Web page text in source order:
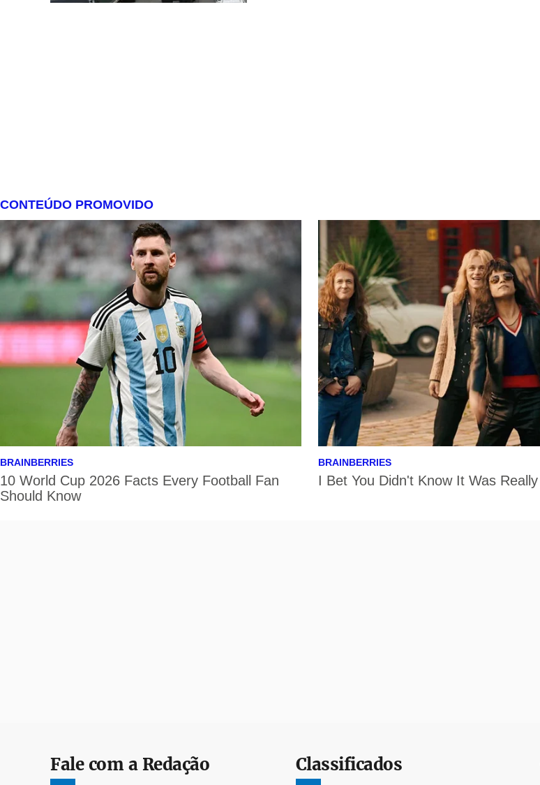
Fale com a Redação Classificados